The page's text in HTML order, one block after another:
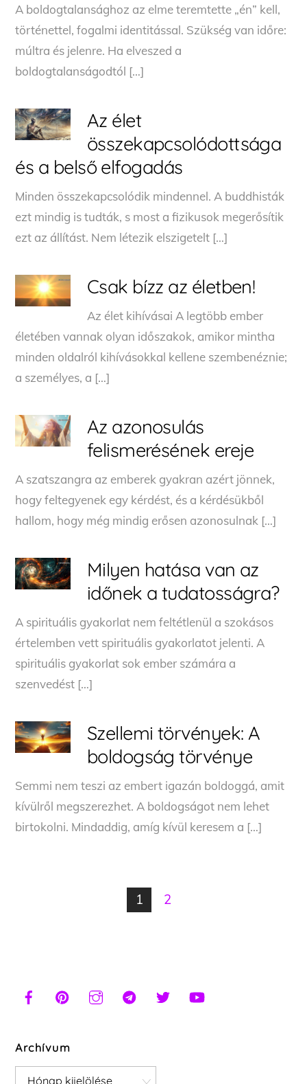
A boldogtalansághoz az elme teremtette „én” kell,
történettel, fogalmi identitással. Szükség van időre:
múltra és jelenre. Ha elveszed a
boldogtalanságodtól […]
Az élet
összekapcsolódottsága
és a belső elfogadás
Minden összekapcsolódik mindennel. A buddhisták
ezt mindig is tudták, s most a fizikusok megerősítik
ezt az állítást. Nem létezik elszigetelt […]
Csak bízz az életben!
Az élet kihívásai A legtöbb ember
életében vannak olyan időszakok, amikor mintha
minden oldalról kihívásokkal kellene szembenéznie;
a személyes, a […]
Az azonosulás
felismerésének ereje
A szatszangra az emberek gyakran azért jönnek,
hogy feltegyenek egy kérdést, és a kérdésükből
hallom, hogy még mindig erősen azonosulnak […]
Milyen hatása van az
időnek a tudatosságra?
A spirituális gyakorlat nem feltétlenül a szokásos
értelemben vett spirituális gyakorlatot jelenti. A
spirituális gyakorlat sok ember számára a
szenvedést […]
Szellemi törvények: A
boldogság törvénye
Semmi nem teszi az embert igazán boldoggá, amit
kívülről megszerezhet. A boldogságot nem lehet
birtokolni. Mindaddig, amíg kívül keresem a […]
1 2
Archívum
Archívum